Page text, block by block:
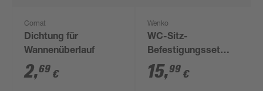
Cornat
Dichtung für
Wannenüberlauf
2,69 €
Wenko
WC-Sitz-
Befestigungsset
Easy-Close Edelstahl
mit Kipp-Dübel
15,99 €